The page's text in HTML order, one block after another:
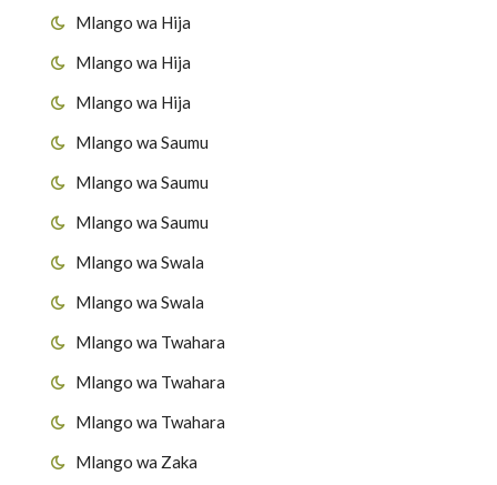
Mlango wa Hija
Mlango wa Hija
Mlango wa Hija
Mlango wa Saumu
Mlango wa Saumu
Mlango wa Saumu
Mlango wa Swala
Mlango wa Swala
Mlango wa Twahara
Mlango wa Twahara
Mlango wa Twahara
Mlango wa Zaka